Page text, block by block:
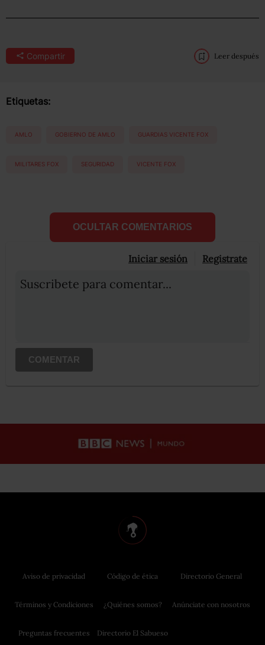
Compartir Leer después
Etiquetas:
AMLO GOBIERNO DE AMLO GUARDIAS VICENTE FOX
MILITARES FOX SEGURIDAD VICENTE FOX
OCULTAR COMENTARIOS
Iniciar sesión Registrate
Suscribete para comentar...
COMENTAR
Aviso de privacidad
Términos y Condiciones
Preguntas frecuentes
Código de ética
¿Quiénes somos?
Directorio El Sabueso
Directorio General
Anúnciate con nosotros